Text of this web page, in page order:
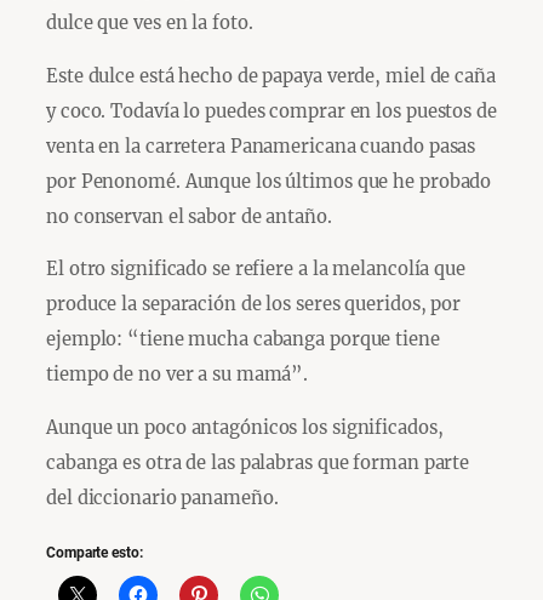
dulce que ves en la foto.
Este dulce está hecho de papaya verde, miel de caña
y coco. Todavía lo puedes comprar en los puestos de
venta en la carretera Panamericana cuando pasas
por Penonomé. Aunque los últimos que he probado
no conservan el sabor de antaño.
El otro significado se refiere a la melancolía que
produce la separación de los seres queridos, por
ejemplo: “tiene mucha cabanga porque tiene
tiempo de no ver a su mamá”.
Aunque un poco antagónicos los significados,
cabanga es otra de las palabras que forman parte
del diccionario panameño.
Comparte esto: